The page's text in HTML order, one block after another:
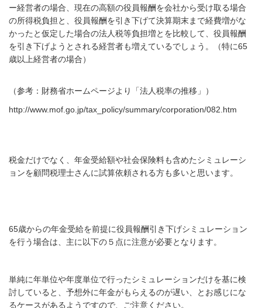
ー経営者の場合、現在の高額の役員報酬を会社から受け取る場合
の所得税負担と、役員報酬を引き下げて決算期末まで経費増がな
かったと仮定した場合の法人税等負担増とを比較して、役員報酬
を引き下げようとされる経営者も増えているでしょう。（特に65
歳以上経営者の場合）
（参考：財務省ホームページより「法人税率の推移」）
http://www.mof.go.jp/tax_policy/summary/corporation/082.htm
税金だけでなく、年金受給額や社会保険料も含めたシミュレーシ
ョンを顧問税理士さんに試算依頼される方も多いと思います。
65歳からの年金受給を前提に役員報酬引き下げシミュレーション
を行う場合は、主に以下の５点に注意が必要となります。
単純に年単位や年度単位で行ったシミュレーションだけを基に検
討していると、予想外に年金がもらえるのが遅い、とお感じにな
るケースがあるようですので、ご注意ください。